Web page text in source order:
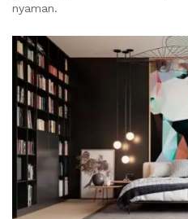
nyaman.